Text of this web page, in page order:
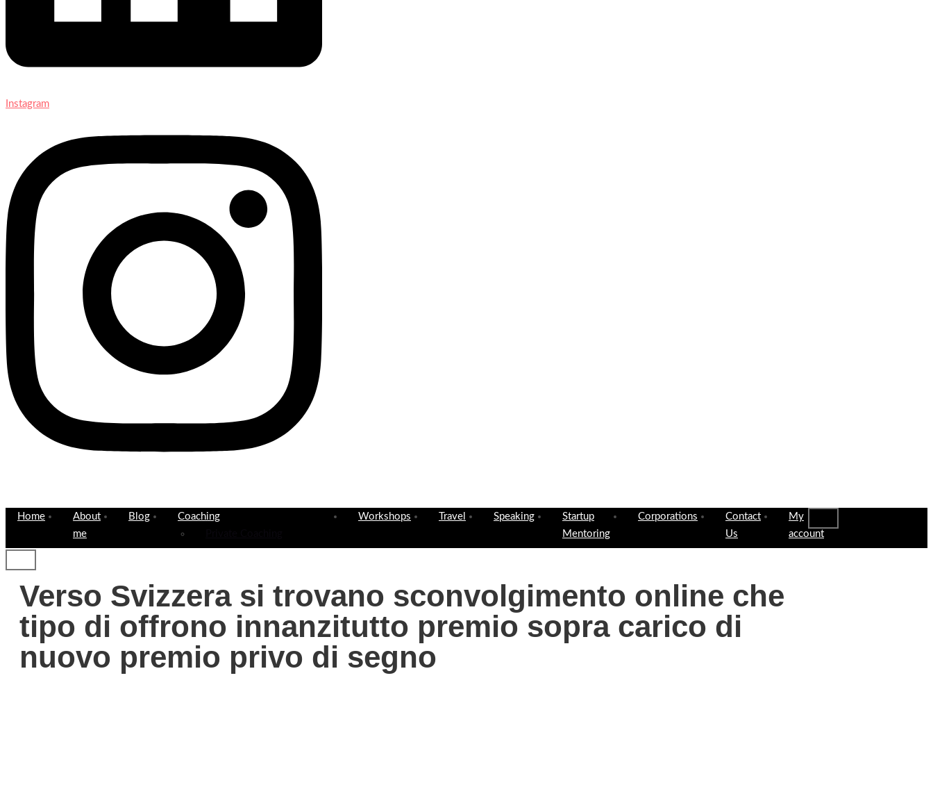
Instagram
Home
About
me
Blog
Coaching
Workshops Travel Speaking
Startup
Mentoring
Corporations
Contact
Us
My
account
Verso Svizzera si trovano sconvolgimento online che
tipo di offrono innanzitutto premio sopra carico di
nuovo premio privo di segno